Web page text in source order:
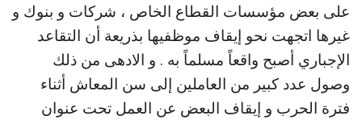
على بعض مؤسسات القطاع الخاص ، شركات و بنوك و
غيرها اتجهت نحو إيقاف موظفيها بذريعة أن التقاعد
الإجباري أصبح واقعاً مسلماً به . و الادهى من ذلك
وصول عدد كبير من العاملين إلى سن المعاش أثناء
فترة الحرب و إيقاف البعض عن العمل تحت عنوان